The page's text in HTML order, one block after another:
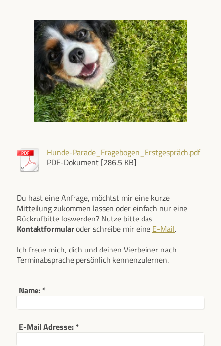
Hunde-Parade_Fragebogen_Erstgespräch.pdf
PDF-Dokument [286.5 KB]
Du hast eine Anfrage, möchtst mir eine kurze
Mitteilung zukommen lassen oder einfach nur eine
Rückrufbitte loswerden? Nutze bitte das
Kontaktformularoder schreibe mir eine E-Mail.
Ich freue mich, dich und deinen Vierbeiner nach
Terminabsprache persönlich kennenzulernen.
Name:*
E-Mail Adresse:*